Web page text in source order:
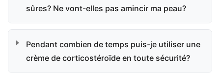
sûres? Ne vont-elles pas amincir ma peau?
Pendant combien de temps puis-je utiliser une
crème de corticostéroïde en toute sécurité?